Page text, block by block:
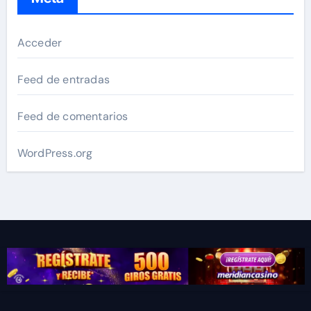
Acceder
Feed de entradas
Feed de comentarios
WordPress.org